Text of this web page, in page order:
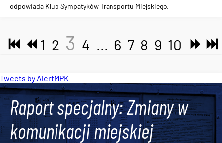
odpowiada Klub Sympatyków Transportu Miejskiego.
1 2 3 4 ... 6 7 8 9 10
Tweets by AlertMPK
Raport specjalny: Zmiany w
komunikacji miejskiej